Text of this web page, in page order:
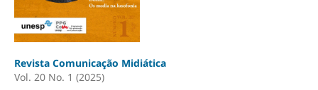
Revista Comunicação Midiática
Vol. 20 No. 1 (2025)